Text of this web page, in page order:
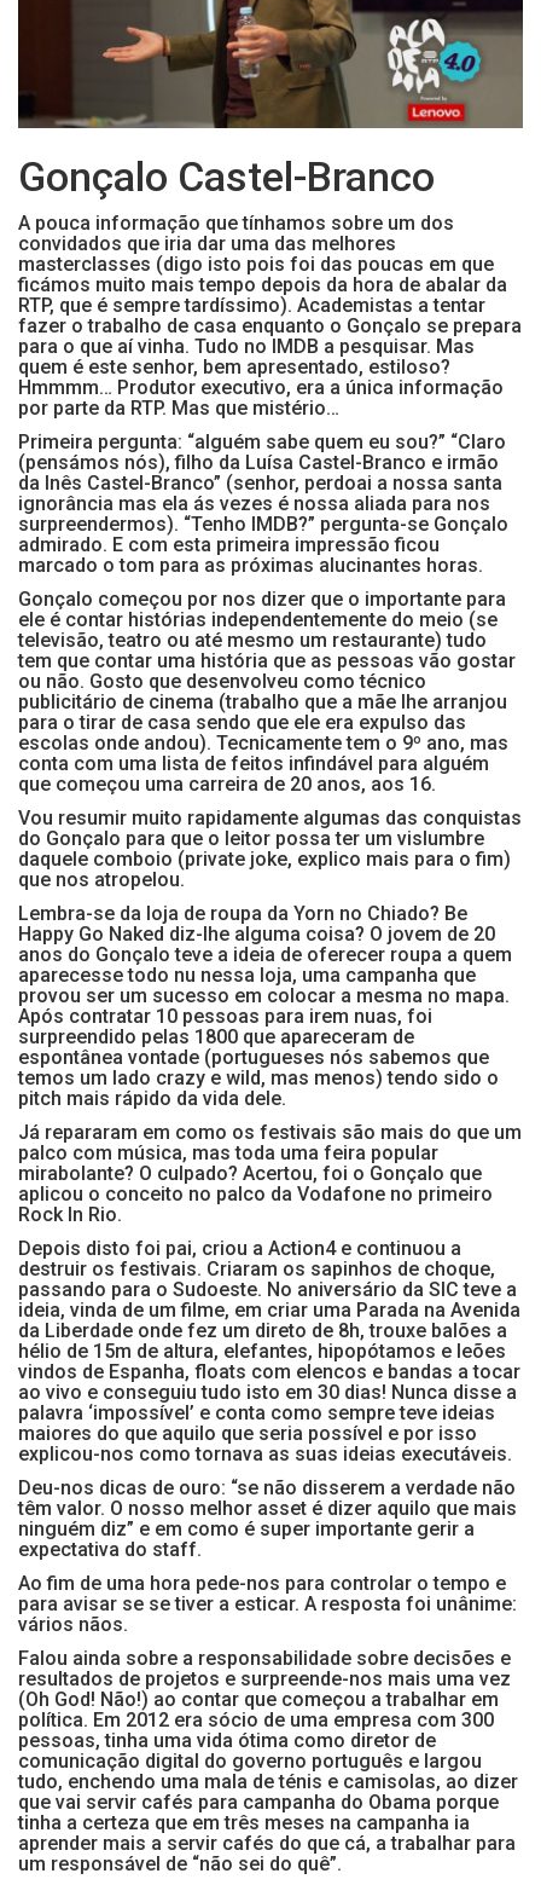
Gonçalo Castel-Branco
A pouca informação que tínhamos sobre um dos
convidados que iria dar uma das melhores
masterclasses (digo isto pois foi das poucas em que
ficámos muito mais tempo depois da hora de abalar da
RTP, que é sempre tardíssimo). Academistas a tentar
fazer o trabalho de casa enquanto o Gonçalo se prepara
para o que aí vinha. Tudo no IMDB a pesquisar. Mas
quem é este senhor, bem apresentado, estiloso?
Hmmmm… Produtor executivo, era a única informação
por parte da RTP. Mas que mistério…
Primeira pergunta: “alguém sabe quem eu sou?” “Claro
(pensámos nós), filho da Luísa Castel-Branco e irmão
da Inês Castel-Branco” (senhor, perdoai a nossa santa
ignorância mas ela ás vezes é nossa aliada para nos
surpreendermos). “Tenho IMDB?” pergunta-se Gonçalo
admirado. E com esta primeira impressão ficou
marcado o tom para as próximas alucinantes horas.
Gonçalo começou por nos dizer que o importante para
ele é contar histórias independentemente do meio (se
televisão, teatro ou até mesmo um restaurante) tudo
tem que contar uma história que as pessoas vão gostar
ou não. Gosto que desenvolveu como técnico
publicitário de cinema (trabalho que a mãe lhe arranjou
para o tirar de casa sendo que ele era expulso das
escolas onde andou). Tecnicamente tem o 9º ano, mas
conta com uma lista de feitos infindável para alguém
que começou uma carreira de 20 anos, aos 16.
Vou resumir muito rapidamente algumas das conquistas
do Gonçalo para que o leitor possa ter um vislumbre
daquele comboio (private joke, explico mais para o fim)
que nos atropelou.
Lembra-se da loja de roupa da Yorn no Chiado? Be
Happy Go Naked diz-lhe alguma coisa? O jovem de 20
anos do Gonçalo teve a ideia de oferecer roupa a quem
aparecesse todo nu nessa loja, uma campanha que
provou ser um sucesso em colocar a mesma no mapa.
Após contratar 10 pessoas para irem nuas, foi
surpreendido pelas 1800 que apareceram de
espontânea vontade (portugueses nós sabemos que
temos um lado crazy e wild, mas menos) tendo sido o
pitch mais rápido da vida dele.
Já repararam em como os festivais são mais do que um
palco com música, mas toda uma feira popular
mirabolante? O culpado? Acertou, foi o Gonçalo que
aplicou o conceito no palco da Vodafone no primeiro
Rock In Rio.
Depois disto foi pai, criou a Action4 e continuou a
destruir os festivais. Criaram os sapinhos de choque,
passando para o Sudoeste. No aniversário da SIC teve a
ideia, vinda de um filme, em criar uma Parada na Avenida
da Liberdade onde fez um direto de 8h, trouxe balões a
hélio de 15m de altura, elefantes, hipopótamos e leões
vindos de Espanha, floats com elencos e bandas a tocar
ao vivo e conseguiu tudo isto em 30 dias! Nunca disse a
palavra ‘impossível’ e conta como sempre teve ideias
maiores do que aquilo que seria possível e por isso
explicou-nos como tornava as suas ideias executáveis.
Deu-nos dicas de ouro: “se não disserem a verdade não
têm valor. O nosso melhor asset é dizer aquilo que mais
ninguém diz” e em como é super importante gerir a
expectativa do staff.
Ao fim de uma hora pede-nos para controlar o tempo e
para avisar se se tiver a esticar. A resposta foi unânime:
vários nãos.
Falou ainda sobre a responsabilidade sobre decisões e
resultados de projetos e surpreende-nos mais uma vez
(Oh God! Não!) ao contar que começou a trabalhar em
política. Em 2012 era sócio de uma empresa com 300
pessoas, tinha uma vida ótima como diretor de
comunicação digital do governo português e largou
tudo, enchendo uma mala de ténis e camisolas, ao dizer
que vai servir cafés para campanha do Obama porque
tinha a certeza que em três meses na campanha ia
aprender mais a servir cafés do que cá, a trabalhar para
um responsável de “não sei do quê”.